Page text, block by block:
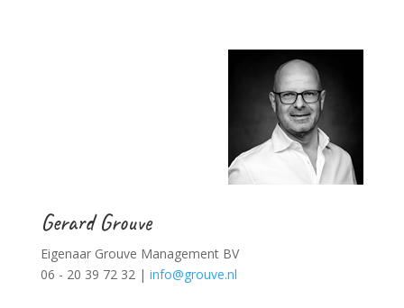
Gerard Grouve
Eigenaar Grouve Management BV
06 - 20 39 72 32 | info@grouve.nl